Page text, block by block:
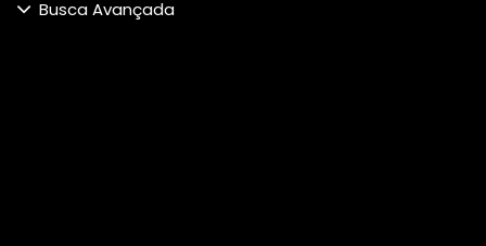
Busca Avançada